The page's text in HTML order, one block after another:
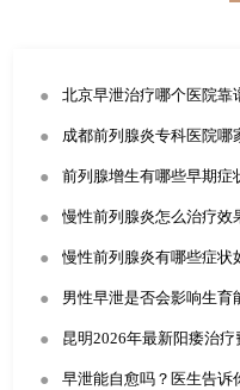
●
●
●
●
●
●
● 昆明2026年最新阳痿治
● 早泄能自愈吗？医生告诉